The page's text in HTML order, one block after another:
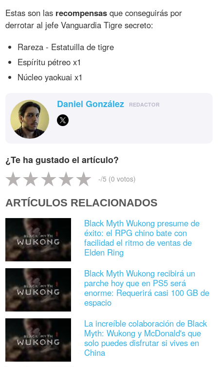
Estas son las recompensas que conseguirás por
derrotar al jefe Vanguardia Tigre secreto:
Rareza - Estatuilla de tigre
Espíritu pétreo x1
Núcleo yaokuai x1
Daniel González REDACTOR
¿Te ha gustado el artículo?
-/5 (0 votos)
ARTÍCULOS RELACIONADOS
Black Myth Wukong presume de
éxito: el RPG chino bate con
facilidad el ritmo de ventas de
Elden Ring
Black Myth Wukong recibirá un
parche hoy que en PS5 será
enorme: Requerirá casi 100 GB de
espacio
La increíble colaboración de Black
Myth: Wukong y McDonald's que
solo puedes disfrutar si vives en
China